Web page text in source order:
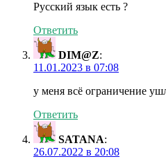
Русский язык есть ?
Ответить
DIM@Z:
11.01.2023 в 07:08
у меня всё ограничение
Ответить
SATANA:
26.07.2022 в 20:08